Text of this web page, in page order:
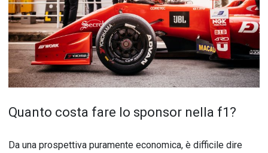
Quanto costa fare lo sponsor nella f1?
Da una prospettiva puramente economica, è difficile dire